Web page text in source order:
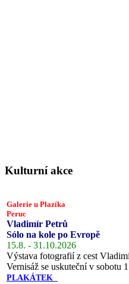
Kulturní akce
Galerie u Plazíka
Peruc
Vladimír Petrů
Sólo na kole po Evropě
15.8. - 31.10.2026
Výstava fotografií z cest
Vernisáž se uskuteční v sobotu
PLAKÁTEK